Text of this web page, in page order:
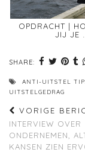
OPDRACHT |
JIJ JE …
SHARE:
ANTI-UITSTEL
UITSTELGEDRAG
VORIGE
INTERVIEW OVER
ONDERNEMEN,
KANSEN ZIEN